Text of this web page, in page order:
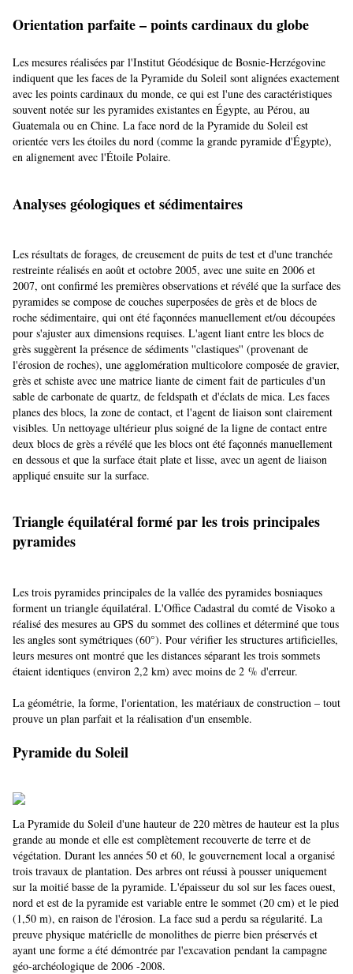
Orientation parfaite – points cardinaux du globe
Les mesures réalisées par l'Institut Géodésique de Bosnie-Herzégovine
indiquent que les faces de la Pyramide du Soleil sont alignées exactement
avec les points cardinaux du monde, ce qui est l'une des caractéristiques
souvent notée sur les pyramides existantes en Égypte, au Pérou, au
Guatemala ou en Chine. La face nord de la Pyramide du Soleil est
orientée vers les étoiles du nord (comme la grande pyramide d'Égypte),
en alignement avec l'Étoile Polaire.
Analyses géologiques et sédimentaires
Les résultats de forages, de creusement de puits de test et d'une tranchée
restreinte réalisés en août et octobre 2005, avec une suite en 2006 et
2007, ont confirmé les premières observations et révélé que la surface des
pyramides se compose de couches superposées de grès et de blocs de
roche sédimentaire, qui ont été façonnées manuellement et/ou découpées
pour s'ajuster aux dimensions requises. L'agent liant entre les blocs de
grès suggèrent la présence de sédiments ''clastiques'' (provenant de
l'érosion de roches), une agglomération multicolore composée de gravier,
grès et schiste avec une matrice liante de ciment fait de particules d'un
sable de carbonate de quartz, de feldspath et d'éclats de mica. Les faces
planes des blocs, la zone de contact, et l'agent de liaison sont clairement
visibles. Un nettoyage ultérieur plus soigné de la ligne de contact entre
deux blocs de grès a révélé que les blocs ont été façonnés manuellement
en dessous et que la surface était plate et lisse, avec un agent de liaison
appliqué ensuite sur la surface.
Triangle équilatéral formé par les trois principales
pyramides
Les trois pyramides principales de la vallée des pyramides bosniaques
forment un triangle équilatéral. L'Office Cadastral du comté de Visoko a
réalisé des mesures au GPS du sommet des collines et déterminé que tous
les angles sont symétriques (60°). Pour vérifier les structures artificielles,
leurs mesures ont montré que les distances séparant les trois sommets
étaient identiques (environ 2,2 km) avec moins de 2 % d'erreur.
La géométrie, la forme, l'orientation, les matériaux de construction – tout
prouve un plan parfait et la réalisation d'un ensemble.
Pyramide du Soleil
La Pyramide du Soleil d'une hauteur de 220 mètres de hauteur est la plus
grande au monde et elle est complètement recouverte de terre et de
végétation. Durant les années 50 et 60, le gouvernement local a organisé
trois travaux de plantation. Des arbres ont réussi à pousser uniquement
sur la moitié basse de la pyramide. L'épaisseur du sol sur les faces ouest,
nord et est de la pyramide est variable entre le sommet (20 cm) et le pied
(1,50 m), en raison de l'érosion. La face sud a perdu sa régularité. La
preuve physique matérielle de monolithes de pierre bien préservés et
ayant une forme a été démontrée par l'excavation pendant la campagne
géo-archéologique de 2006 -2008.